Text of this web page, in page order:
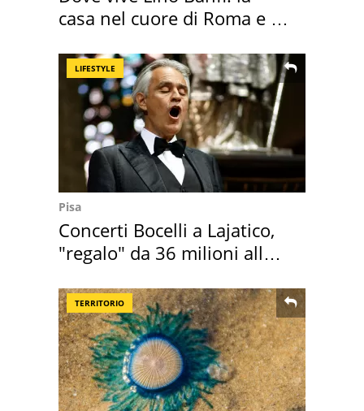
casa nel cuore di Roma e i
LIFESTYLE
Pisa
Concerti Bocelli a Lajatico,
"regalo" da 36 milioni alla
TERRITORIO